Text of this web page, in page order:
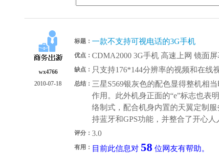
wx4766
2010-07-18
标题： 一款不支持可视电话的3G手机
优点： CDMA2000 3G手机 高速上网 镜面
缺点： 只支持176*144分辨率的视频和在线
总结： 三星S569银灰色的配色显得整机相
作用。此外机身正面的“e”标志也表
络制式，配合机身内置的天翼定制
持蓝牙和GPS功能，并整合了开心
评分： 3.0
有用： 目前此信息对 58 位网友有帮助。